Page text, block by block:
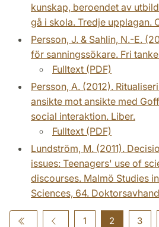
kunskap, beroendet av
gå i skola. Tredje upplagan.
Persson, J. & Sahlin, N.-E.
för sanningssökare. Fri
Fulltext (PDF)
Persson, A. (2012).
ansikte mot ansikte med
social interaktion. Liber.
Fulltext (PDF)
Lundström, M. (2011).
issues: Teenagers' use of
discourses. Malmö Studies
Sciences, 64.
1 2 3